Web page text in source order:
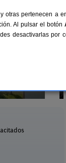
otras pertenecen a
Al pulsar el botón
desactivarlas por